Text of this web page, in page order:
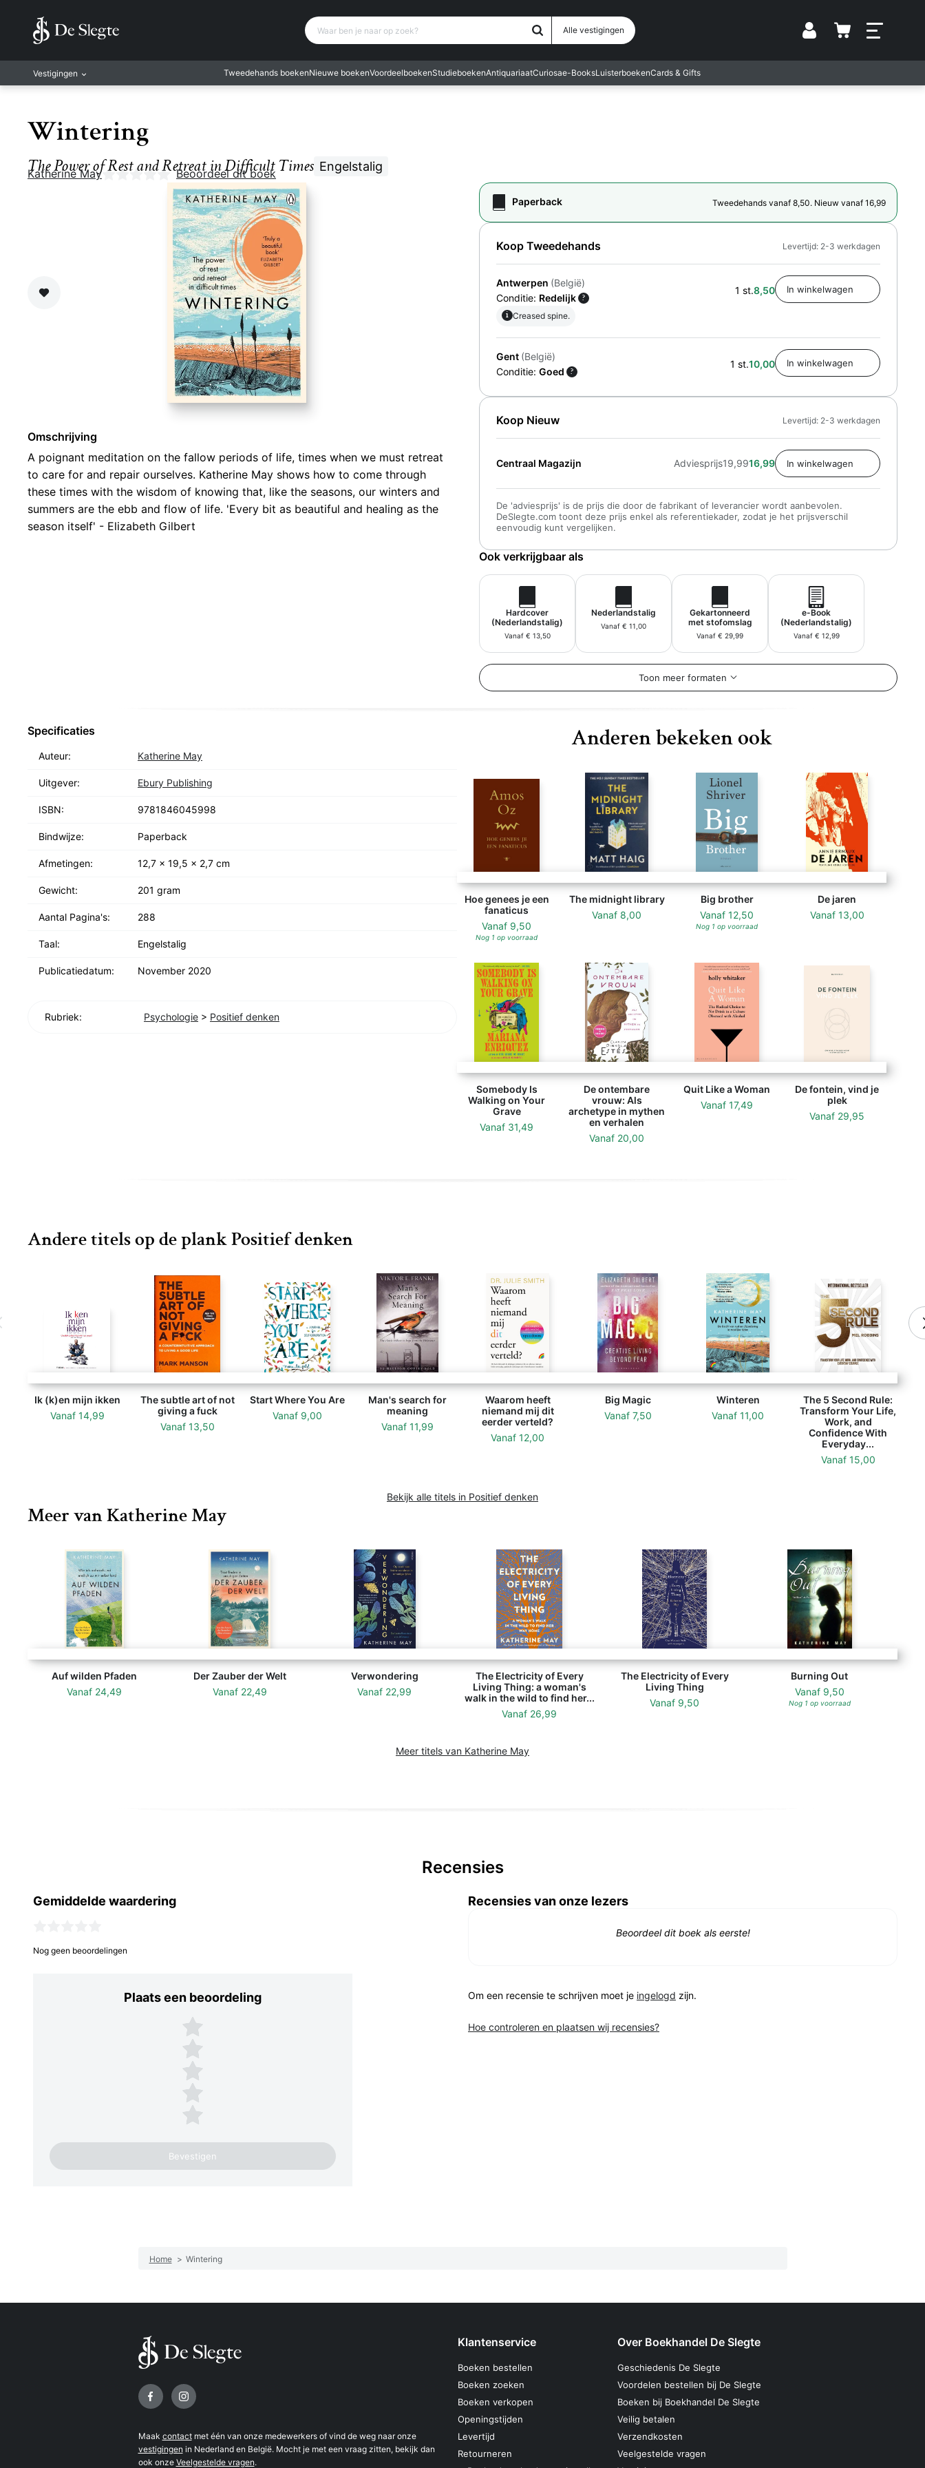
Alle vestigingen Vestiging
Waar ben je naar op zoek?
Tweedehands boekenNieuwe boekenVoordeelboekenStudieboekenAntiquariaatCuriosae-BooksLuisterboekenCards & Gifts
Vestigingen
Rotterdam
Leiden
Antwerpen
Wintering
The Power of Rest and Retreat in Difficult Times Engelstalig
Katherine MayNog geen beoordelingen
Beoordeel dit boek
Paperback Tweedehands vanaf 8,50. Nieuw vanaf 16,99
Koop Tweedehands
Antwerpen (België)
Conditie: Redelijk ?
1 st.8,50
i Creased spine.
Gent (België)
Conditie: Goed ?
1 st.10,00
Levertijd: 2-3 werkdagen
Koop Nieuw
Centraal Magazijn Adviesprijs19,9916,99
De 'adviesprijs' is de prijs die door de fabrikant of leverancier wordt aanbevolen.
DeSlegte.com toont deze prijs enkel als referentiekader, zodat je het prijsverschil
eenvoudig kunt vergelijken.
Levertijd: 2-3 werkdagen
Ook verkrijgbaar als
Hardcover
(Nederlandstalig)
Vanaf € 13,50
Nederlandstalig
Vanaf € 11,00
Gekartonneerd
met stofomslag
Vanaf € 29,99
e-Book
(Nederlandstalig)
Vanaf € 12,99
Toon meer formaten
Omschrijving
A poignant meditation on the fallow periods of life, times when we must retreat
to care for and repair ourselves. Katherine May shows how to come through
these times with the wisdom of knowing that, like the seasons, our winters and
summers are the ebb and flow of life. 'Every bit as beautiful and healing as the
season itself' - Elizabeth Gilbert
Anderen bekeken ook
Hoe genees je een
fanaticus
Vanaf 9,50
Nog 1 op voorraad
The midnight library
Vanaf 8,00
Big brother
Vanaf 12,50
Nog 1 op voorraad
De jaren
Vanaf 13,00
Somebody Is
Walking on Your
Grave
Vanaf 31,49
De ontembare
vrouw: Als
archetype in mythen
en verhalen
Vanaf 20,00
Quit Like a Woman
Vanaf 17,49
De fontein, vind je
plek
Vanaf 29,95
Specificaties
Auteur: Katherine May
Uitgever: Ebury Publishing
ISBN: 9781846045998
Bindwijze: Paperback
Afmetingen: 12,7 x 19,5 x 2,7 cm
Gewicht: 201 gram
Aantal Pagina's: 288
Taal: Engelstalig
Publicatiedatum: November 2020
Rubriek: Psychologie > Positief denken
Andere titels op de plank Positief denken
Ik (k)en mijn ikken
Vanaf 14,99
The subtle art of not
giving a fuck
Vanaf 13,50
Start Where You Are
Vanaf 9,00
Man's search for
meaning
Vanaf 11,99
Waarom heeft
niemand mij dit
eerder verteld?
Vanaf 12,00
Big Magic
Vanaf 7,50
Winteren
Vanaf 11,00
The 5 Second Rule:
Transform Your Life,
Work, and
Confidence With
Everyday...
Vanaf 15,00
Bekijk alle titels in Positief denken
Meer van Katherine May
Auf wilden Pfaden
Vanaf 24,49
Der Zauber der Welt
Vanaf 22,49
Verwondering
Vanaf 22,99
The Electricity of Every
Living Thing: a woman's
walk in the wild to find her...
Vanaf 26,99
The Electricity of Every
Living Thing
Vanaf 9,50
Burning Out
Vanaf 9,50
Nog 1 op voorraad
Meer titels van Katherine May
Recensies
Gemiddelde waardering
Nog geen beoordelingen
Plaats een beoordeling
Plaats een beoordeling
5 sterren
4 sterren
3 sterren
2 sterren
1 ster
Recensies van onze lezers
Beoordeel dit boek als eerste!
Om een recensie te schrijven moet je ingelogd zijn.
Hoe controleren en plaatsen wij recensies?
Home > Wintering
Volg ons op
Maak contactmet één van onze medewerkers of vind de weg naar onze
vestigingen in Nederland en België. Mocht je met een vraag zitten, bekijk dan
ook onze Veelgestelde vragen.
Klantenservice
Boeken bestellen
Boeken zoeken
Boeken verkopen
Openingstijden
Levertijd
Retourneren
Over Boekhandel De Slegte
Geschiedenis De Slegte
Voordelen bestellen bij De Slegte
Boeken bij Boekhandel De Slegte
Veilig betalen
Verzendkosten
Veelgestelde vragen